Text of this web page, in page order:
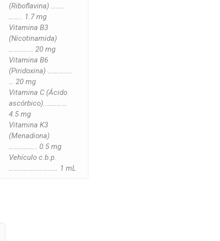
(Riboflavina) ……..
…….. 1.7 mg
Vitamina B3
(Nicotinamida)
…………… 20 mg
Vitamina B6
(Piridoxina) …….……..
… 20 mg
Vitamina C (Ácido
ascórbico)..…………
4.5 mg
Vitamina K3
(Menadiona)
…………….. 0.5 mg
Vehículo c.b.p.
………………………… 1 mL